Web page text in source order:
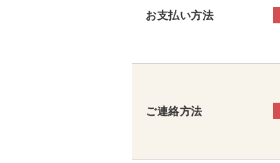
お支払い方法
ご連絡方法